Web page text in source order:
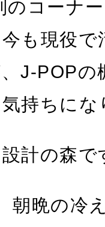
のコーナ
も現役で
J-POPの
持ちに
計の森で
朝晩の冷